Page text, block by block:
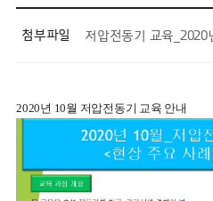
첨부파일 저압전동기 교육
2020년 10월 저압전동기 교육 안내